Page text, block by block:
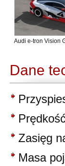
Audi e-tron Vision
Dane
Zasięg
Masa